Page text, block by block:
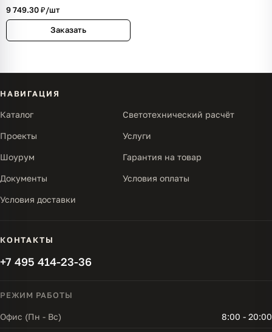
9 749.30 ₽/шт
Заказать
НАВИГАЦИЯ
Каталог Светотехнический расчёт
Проекты Услуги
Шоурум Гарантия на товар
Документы Условия оплаты
Условия доставки
КОНТАКТЫ
+7 495 414-23-36
РЕЖИМ РАБОТЫ
Офис (Пн - Вс) 8:00 - 20:00